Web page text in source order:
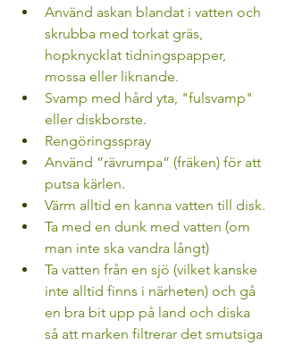
Använd askan blandat i vatten och
skrubba med torkat gräs,
hopknycklat tidningspapper,
mossa eller liknande.
Svamp med hård yta, "fulsvamp"
eller diskborste.
Rengöringsspray
Använd ”rävrumpa” (fräken) för att
putsa kärlen.
Värm alltid en kanna vatten till disk.
Ta med en dunk med vatten (om
man inte ska vandra långt)
Ta vatten från en sjö (vilket kanske
inte alltid finns i närheten) och gå
en bra bit upp på land och diska
så att marken filtrerar det smutsiga